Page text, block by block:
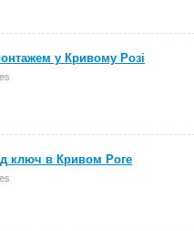
у Кривому Розі
ключ в Кривом Роге